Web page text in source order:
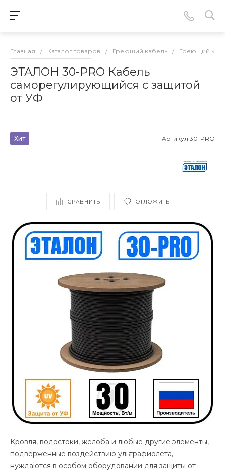
Главная / Каталог товаров / Греющий кабель / Греющий
ЭТАЛОН 30-PRO Кабель
саморегулирующийся с защитой
от УФ
Хит Артикул 30-PRO
СРАВНИТЬ ОТЛОЖИТЬ
Кровля, водостоки, желоба и любые другие элементы,
подверженные воздействию ультрафиолета,
нуждаются в особом оборудовании для защиты от